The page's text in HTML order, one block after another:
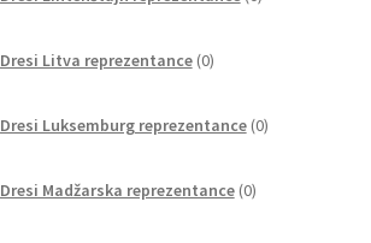
izdelkov
Dresi Litva reprezentance 0izdelkov
Dresi Luksemburg reprezentance 0izdelkov
Dresi Madžarska reprezentance 0izdelkov